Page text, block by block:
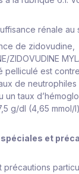
rénale au
de zidovudine,
ZIDOVUDINE
pelliculé est
de neutrophiles
un taux
g/dl (4,65
et